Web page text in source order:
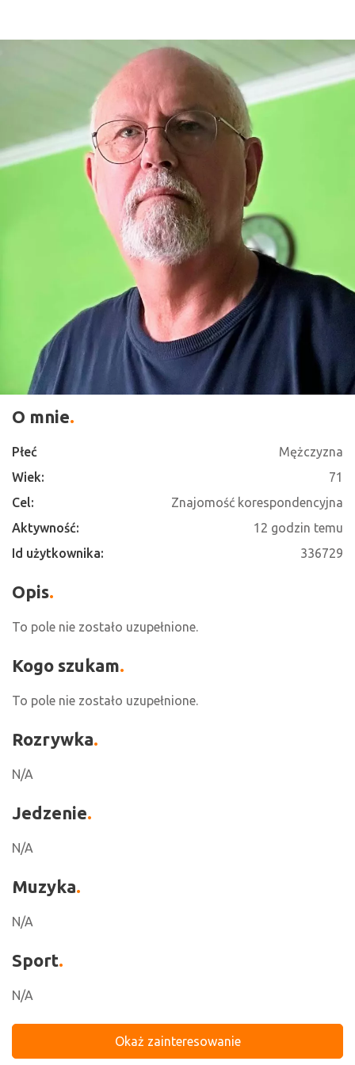
O mnie
Płeć
Mężczyzna
Wiek:
71
Cel:
Znajomość korespondencyjna
Aktywność:
12 godzin temu
Id użytkownika:
336729
Opis
To pole nie zostało uzupełnione.
Kogo szukam
To pole nie zostało uzupełnione.
Rozrywka
N/A
Jedzenie
N/A
Muzyka
N/A
Sport
N/A
Okaż zainteresowanie